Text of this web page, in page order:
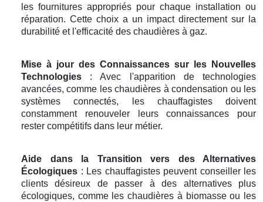
les fournitures appropriés pour chaque installation ou
réparation. Cette choix a un impact directement sur la
durabilité et l'efficacité des chaudières à gaz.
Mise à jour des Connaissances sur les Nouvelles
Technologies : Avec l'apparition de technologies
avancées, comme les chaudières à condensation ou les
systèmes connectés, les chauffagistes doivent
constamment renouveler leurs connaissances pour
rester compétitifs dans leur métier.
Aide dans la Transition vers des Alternatives
Écologiques : Les chauffagistes peuvent conseiller les
clients désireux de passer à des alternatives plus
écologiques, comme les chaudières à biomasse ou les